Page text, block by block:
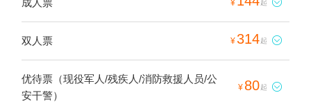
¥ 起
双人票 ¥314起 
优待票（现役军人/残疾人/消防救援人员/公
安干警）
¥ 80起 